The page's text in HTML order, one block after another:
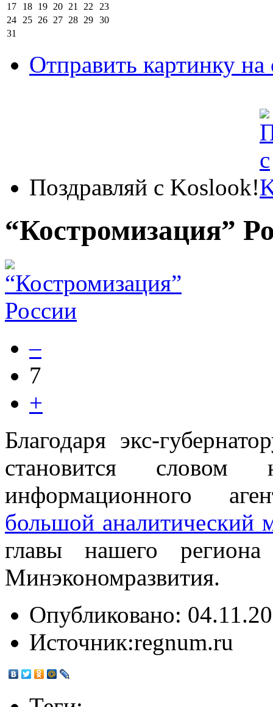
17
18 19 20 21 22
23
24
25 26 27 28 29 30
31
Отправить картинку на
Поздравляй с Koslook!
“Костромизация”
–
7
+
Благодаря экс-
становится словом
информационного
большой аналитический
главы нашего
Минэкономразвития.
Опубликовано:
Источник:regnum.ru